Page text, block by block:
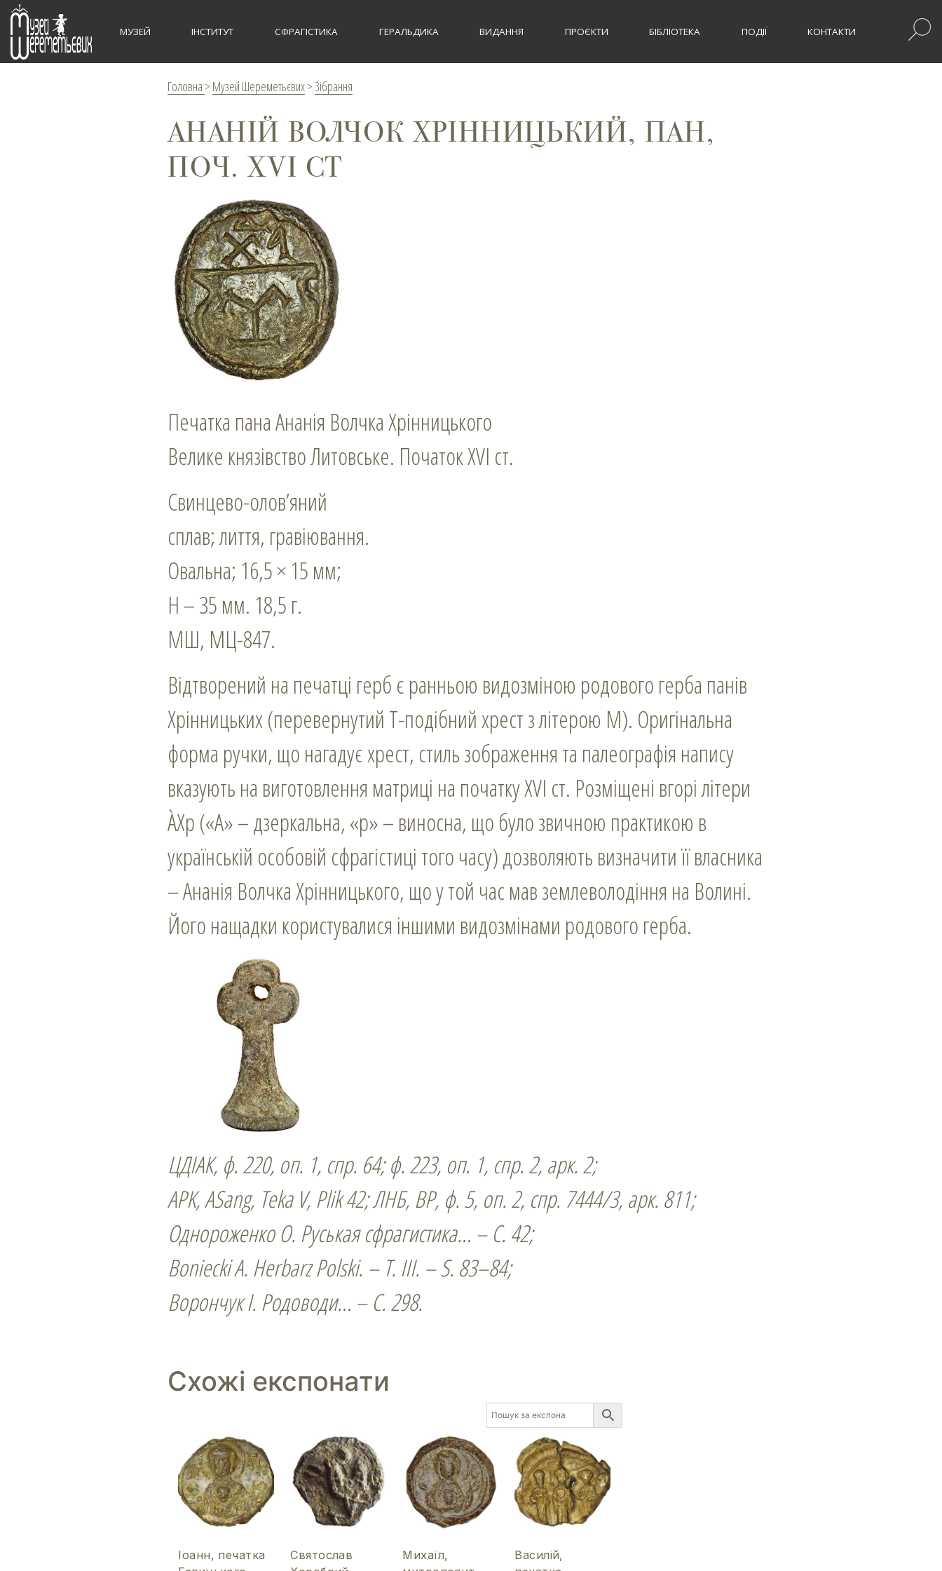
МУЗЕЙ ІНСТИТУТ СФРАГІСТИКА ГЕРАЛЬДИКА ВИДАННЯ ПРОЄКТИ БІБЛІОТЕКА ПОДІЇ КОНТАКТИ
Головна > Музей Шереметьєвих>Зібрання
АНАНІЙ ВОЛЧОК ХРІННИЦЬКИЙ, ПАН,
ПОЧ. XVI СТ
Печатка пана Ананія Волчка Хрінницького
Велике князівство Литовське. Початок XVI ст.
Свинцево-олов’яний
сплав; лиття, гравіювання.
Овальна; 16,5 × 15 мм;
Н – 35 мм. 18,5 г.
МШ, МЦ-847.
Відтворений на печатці герб є ранньою видозміною родового герба панів
Хрінницьких (перевернутий Т-подібний хрест з літерою М). Оригінальна
форма ручки, що нагадує хрест, стиль зображення та палеографія напису
вказують на виготовлення матриці на початку XVI ст. Розміщені вгорі літери
ÀХр («А» – дзеркальна, «р» – виносна, що було звичною практикою в
українській особовій сфрагістиці того часу) дозволяють визначити її власника
– Ананія Волчка Хрінницького, що у той час мав землеволодіння на Волині.
Його нащадки користувалися іншими видозмінами родового герба.
ЦДІАК, ф. 220, оп. 1, спр. 64; ф. 223, оп. 1, спр. 2, арк. 2;
APK, ASang, Teka V, Plik 42; ЛНБ, ВР, ф. 5, оп. 2, спр. 7444/3, арк. 811;
Однороженко О. Руськая сфрагистика… – С. 42;
Boniecki A. Herbarz Polski. – T. ІІІ. – S. 83–84;
Ворончук І. Родоводи… – С. 298.
Схожі експонати
Іоанн, печатка
Святослав
Михаїл,
Василій,